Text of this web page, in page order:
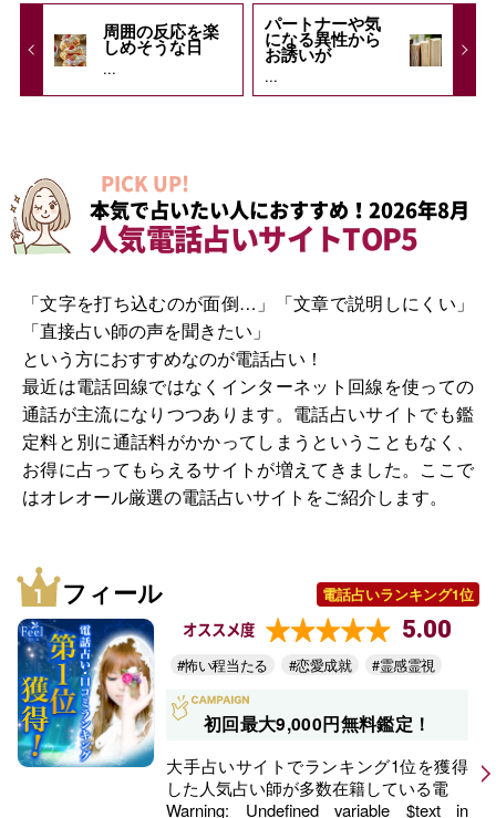
周囲の反応を楽
しめそうな日
...
パートナーや気
になる異性から
お誘いが
...
PICK UP!
本気で占いたい人におすすめ！2026年8月
人気電話占いサイトTOP5
「文字を打ち込むのが面倒…」「文章で説明しにくい」
「直接占い師の声を聞きたい」
という方におすすめなのが電話占い！
最近は電話回線ではなくインターネット回線を使っての
通話が主流になりつつあります。電話占いサイトでも鑑
定料と別に通話料がかかってしまうということもなく、
お得に占ってもらえるサイトが増えてきました。ここで
はオレオール厳選の電話占いサイトをご紹介します。
フィール 電話占いランキング1位
オススメ度 5.00
#怖い程当たる #恋愛成就 #霊感霊視
初回最大9,000円無料鑑定！
大手占いサイトでランキング1位を獲得
した人気占い師が多数在籍している電
Warning: Undefined variable $text in